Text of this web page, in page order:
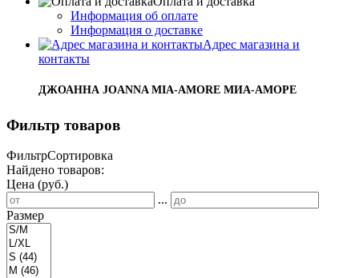
Информация об оплате
Информация о доставке
Адрес магазина и
контакты
ДЖОАННА JOANNA MIA-AMORE МИА-АМОРЕ
Фильтр товаров
ФильтрСортировка
Найдено товаров:
Цена (руб.)
...
Размер